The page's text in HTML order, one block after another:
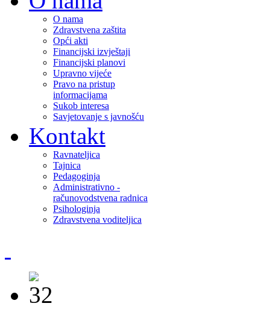
O nama
Zdravstvena zaštita
Opći akti
Financijski izvještaji
Financijski planovi
Upravno vijeće
Pravo na pristup
informacijama
Sukob interesa
Savjetovanje s javnošću
Kontakt
Ravnateljica
Tajnica
Pedagoginja
Administrativno -
računovodstvena radnica
Psihologinja
Zdravstvena voditeljica